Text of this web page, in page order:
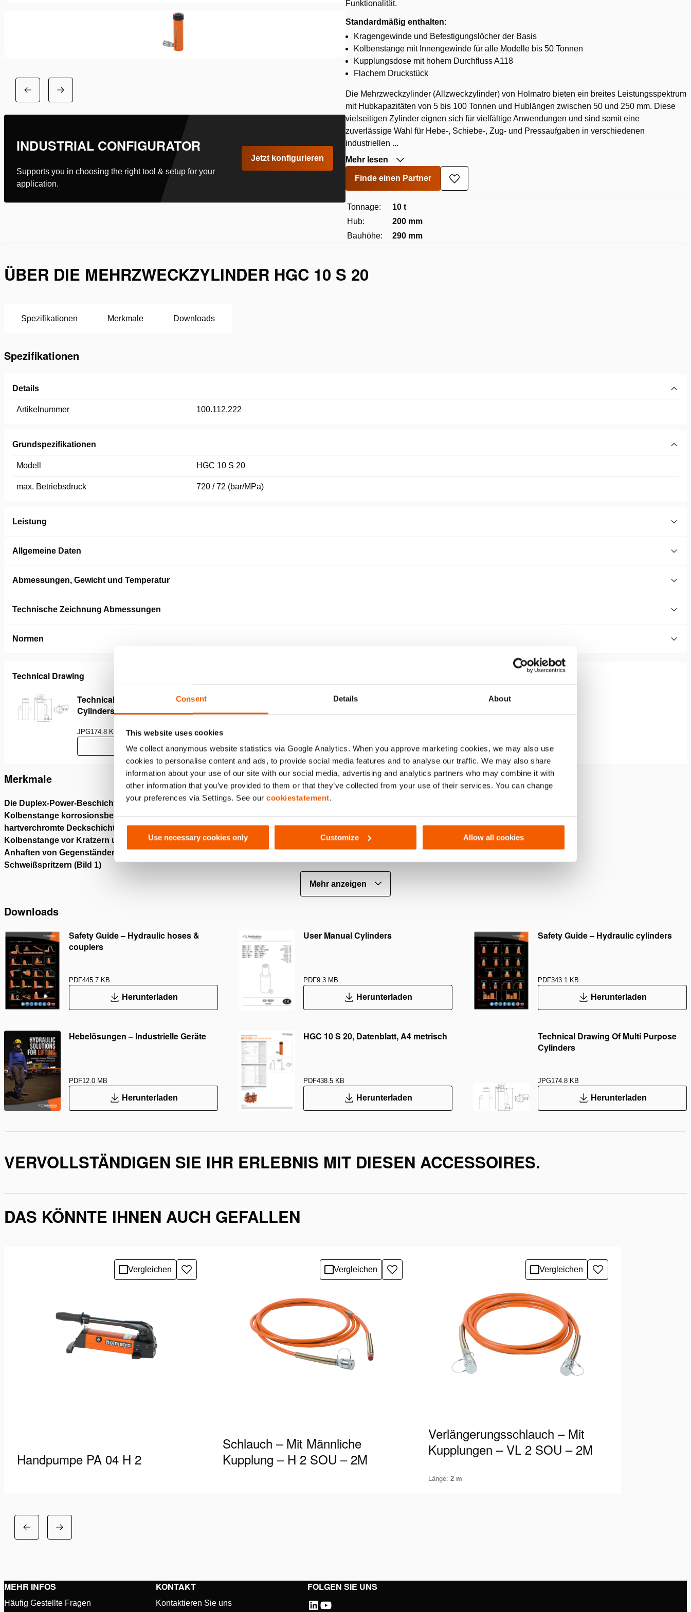
Consent Details About
This website uses cookies
We collect anonymous website statistics via Google Analytics. When you approve marketing cookies, we may also use
cookies to personalise content and ads, to provide social media features and to analyse our traffic. We may also share
information about your use of our site with our social media, advertising and analytics partners who may combine it with
other information that you’ve provided to them or that they’ve collected from your use of their services. You can change
your preferences via Settings. See our cookiestatement.
Use necessary cookies only Customize Allow all cookies
INDUSTRIAL CONFIGURATOR
Supports you in choosing the right tool & setup for your
application.
Jetzt konfigurieren
Funktionalität.
Standardmäßig enthalten:
Kragengewinde und Befestigungslöcher der Basis
Kolbenstange mit Innengewinde für alle Modelle bis 50 Tonnen
Kupplungsdose mit hohem Durchfluss A118
Flachem Druckstück
Die Mehrzweckzylinder (Allzweckzylinder) von Holmatro bieten ein breites Leistungsspektrum
mit Hubkapazitäten von 5 bis 100 Tonnen und Hublängen zwischen 50 und 250 mm. Diese
vielseitigen Zylinder eignen sich für vielfältige Anwendungen und sind somit eine
zuverlässige Wahl für Hebe-, Schiebe-, Zug- und Pressaufgaben in verschiedenen
industriellen ...
Mehr lesen
Finde einen Partner
Zur
Wunschliste
Tonnage:
10 t
Hub:
200 mm
Bauhöhe:
290 mm
ÜBER DIE MEHRZWECKZYLINDER HGC 10 S 20
Spezifikationen Merkmale Downloads
Spezifikationen
Details
Artikelnummer 100.112.222
Grundspezifikationen
Modell HGC 10 S 20
max. Betriebsdruck 720 / 72 (bar/MPa)
Leistung
Allgemeine Daten
Abmessungen, Gewicht und Temperatur
Technische Zeichnung Abmessungen
Normen
Technical Drawing
Technical Drawing Of Multi Purpose
Cylinders
JPG174.8 KB
Herunterladen
Merkmale
Die Duplex-Power-Beschichtung macht die
Kolbenstange korrosionsbeständig; die
hartverchromte Deckschicht schützt die
Kolbenstange vor Kratzern und verhindert das
Anhaften von Gegenständen wie
Schweißspritzern (Bild 1)
DuoPower-Ring; eine Kombination aus einer
starken Verbundlager für eine längere
Lebensdauer (Bild 2)
Mehr anzeigen
Downloads
Safety Guide – Hydraulic hoses &
couplers
PDF445.7 KB
Herunterladen
User Manual Cylinders
PDF9.3 MB
Herunterladen
Safety Guide – Hydraulic cylinders
PDF343.1 KB
Herunterladen
Hebelösungen – Industrielle Geräte
PDF12.0 MB
Herunterladen
HGC 10 S 20, Datenblatt, A4 metrisch
PDF438.5 KB
Herunterladen
Technical Drawing Of Multi Purpose
Cylinders
JPG174.8 KB
Herunterladen
VERVOLLSTÄNDIGEN SIE IHR ERLEBNIS MIT DIESEN ACCESSOIRES.
DAS KÖNNTE IHNEN AUCH GEFALLEN
Vergleichen
Zur
Wunschliste
Handpumpe PA 04 H 2
effiziente Pumpeneinheit mit einer hohen
Details anzeigen
Vergleichen
Zur
Wunschliste
Schlauch – Mit Männliche
Kupplung – H 2 SOU – 2M
Vergleichen
Zur
Wunschliste
Verlängerungsschlauch – Mit
Kupplungen – VL 2 SOU – 2M
Länge: 2 m
FOLGEN SIE UNS
MEHR INFOS
Häufig Gestellte Fragen
KONTAKT
Kontaktieren Sie uns